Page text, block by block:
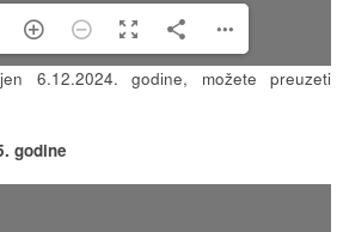
6.12.2024. godine, možete preuzeti
godine